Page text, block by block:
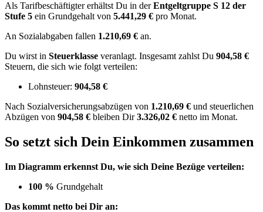
Als Tarifbeschäftigter erhältst Du in derEntgeltgruppe S 12 der
Stufe 5 ein Grundgehalt von 5.441,29 € pro Monat.
An Sozialabgaben fallen 1.210,69 € an.
Du wirst in Steuerklasse veranlagt. Insgesamt zahlst Du 904,58 €
Steuern, die sich wie folgt verteilen:
Lohnsteuer: 904,58 €
Nach Sozialversicherungsabzügen von 1.210,69 € und steuerlichen
Abzügen von 904,58 € bleiben Dir3.326,02 € netto im Monat.
So setzt sich Dein Einkommen zusammen
Im Diagramm erkennst Du, wie sich Deine Bezüge verteilen:
100 % Grundgehalt
Das kommt netto bei Dir an: